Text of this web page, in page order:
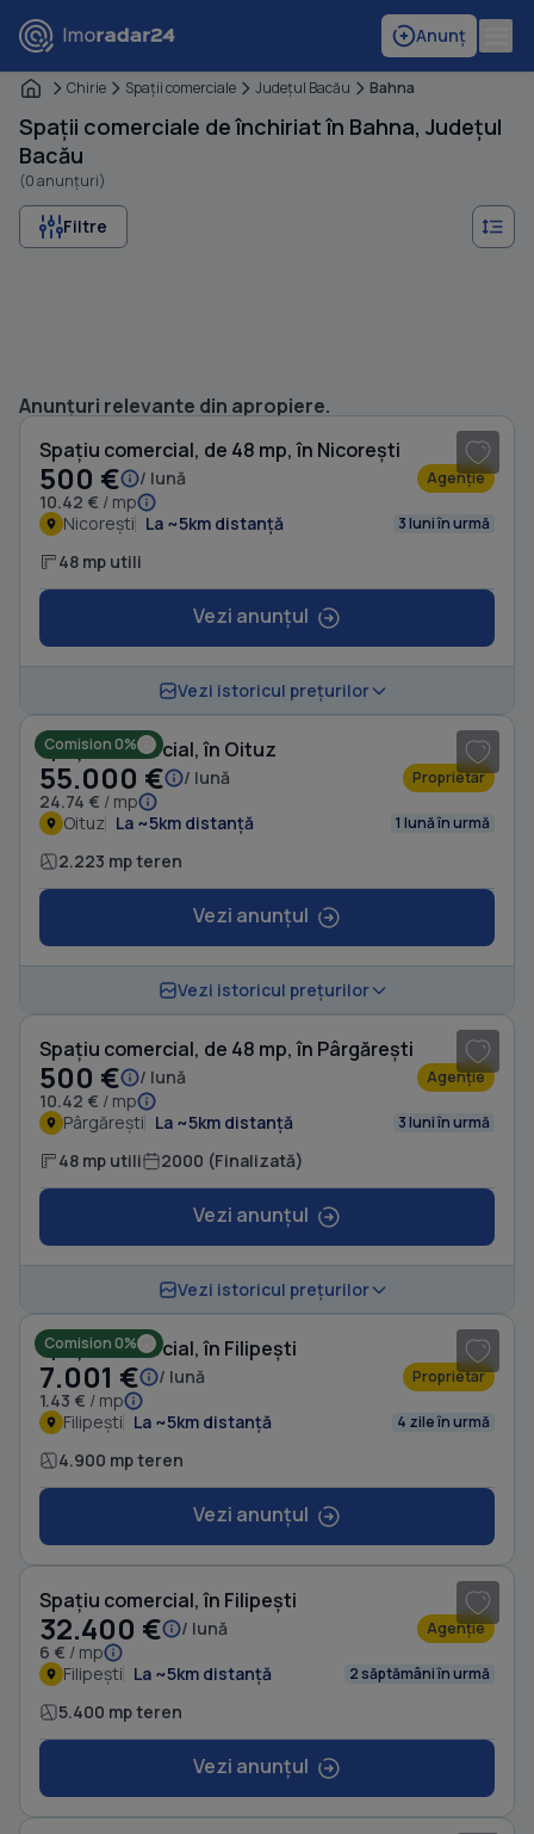
Anunț
Chirie Spaţii comerciale Judeţul Bacău Bahna
Spații comerciale de închiriat în Bahna, Județul
Bacău
(0 anunțuri)
Filtre
Anunțuri relevante din apropiere.
Spațiu comercial, de 48 mp, în Nicorești
500 €
/ lună
10.42 € / mp
Agenție
Nicorești La ~5km distanță 3 luni în urmă
48 mp utili
Vezi anunțul
Vezi istoricul prețurilor
Comision 0%
Spațiu comercial, în Oituz
55.000 €
/ lună
24.74 € / mp
Proprietar
Oituz La ~5km distanță 1 lună în urmă
2.223 mp teren
Vezi anunțul
Vezi istoricul prețurilor
Spațiu comercial, de 48 mp, în Pârgărești
500 €
/ lună
10.42 € / mp
Agenție
Pârgărești La ~5km distanță 3 luni în urmă
48 mp utili 2000 (Finalizată)
Vezi anunțul
Vezi istoricul prețurilor
Comision 0%
Spațiu comercial, în Filipești
7.001 €
/ lună
1.43 € / mp
Proprietar
Filipești La ~5km distanță 4 zile în urmă
4.900 mp teren
Vezi anunțul
Spațiu comercial, în Filipești
32.400 €
/ lună
6 € / mp
Agenție
Filipești La ~5km distanță 2 săptămâni în urmă
5.400 mp teren
Vezi anunțul